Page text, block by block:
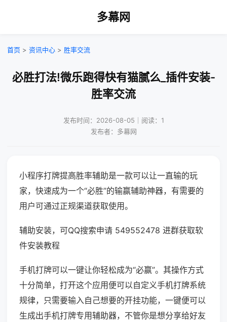
多幕网
首页 > 资讯中心 > 胜率交流
必胜打法!微乐跑得快有猫腻么_插件安装-
胜率交流
发布时间：2026-08-05｜阅读：1
发布者：多幕网
小程序打牌提高胜率辅助是一款可以让一直输的玩
家，快速成为一个“必胜”的输赢辅助神器，有需要的
用户可通过正规渠道获取使用。
辅助安装，可QQ搜索申请 549552478 进群获取软
件安装教程
手机打牌可以一键让你轻松成为“必赢”。其操作方式
十分简单，打开这个应用便可以自定义手机打牌系统
规律，只需要输入自己想要的开挂功能，一键便可以
生成出手机打牌专用辅助器，不管你是想分享给好友